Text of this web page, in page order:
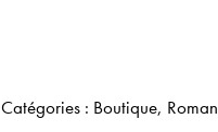
Catégories : Boutique, Roman